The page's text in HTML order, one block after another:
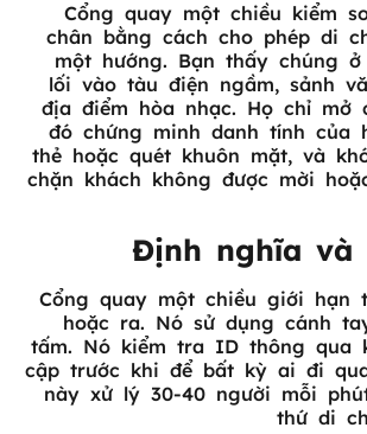
Cổng quay một chiều kiểm
chân bằng cách cho phép di
một hướng. Bạn thấy chúng
lối vào tàu điện ngầm, sảnh
địa điểm hòa nhạc. Họ chỉ mở
đó chứng minh danh tính của
thẻ hoặc quét khuôn mặt, và
chặn khách không được mời
Định nghĩa và
Cổng quay một chiều giới hạn
hoặc ra. Nó sử dụng cánh
tấm. Nó kiểm tra ID thông qua
cập trước khi để bất kỳ ai đi
này xử lý 30-40 người mỗi
thứ di